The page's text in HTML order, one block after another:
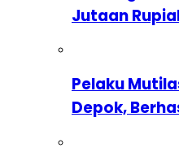
Jutaan
Pelaku
Depok,